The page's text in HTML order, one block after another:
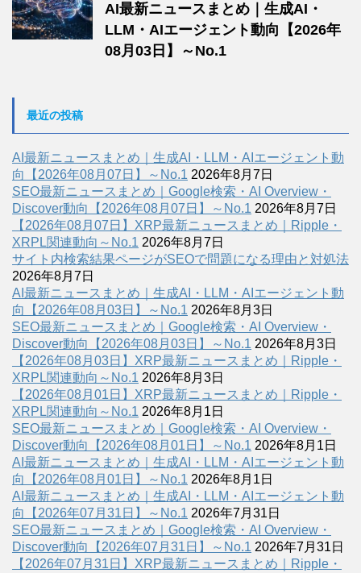
AI最新ニュースまとめ｜生成AI・
LLM・AIエージェント動向【2026年
08月03日】～No.1
最近の投稿
AI最新ニュースまとめ｜生成AI・LLM・AIエージェント動
向【2026年08月07日】～No.1 2026年8月7日
SEO最新ニュースまとめ｜Google検索・AI Overview・
Discover動向【2026年08月07日】～No.1 2026年8月7日
【2026年08月07日】XRP最新ニュースまとめ｜Ripple・
XRPL関連動向～No.1 2026年8月7日
サイト内検索結果ページがSEOで問題になる理由と対処法
2026年8月7日
AI最新ニュースまとめ｜生成AI・LLM・AIエージェント動
向【2026年08月03日】～No.1 2026年8月3日
SEO最新ニュースまとめ｜Google検索・AI Overview・
Discover動向【2026年08月03日】～No.1 2026年8月3日
【2026年08月03日】XRP最新ニュースまとめ｜Ripple・
XRPL関連動向～No.1 2026年8月3日
【2026年08月01日】XRP最新ニュースまとめ｜Ripple・
XRPL関連動向～No.1 2026年8月1日
SEO最新ニュースまとめ｜Google検索・AI Overview・
Discover動向【2026年08月01日】～No.1 2026年8月1日
AI最新ニュースまとめ｜生成AI・LLM・AIエージェント動
向【2026年08月01日】～No.1 2026年8月1日
AI最新ニュースまとめ｜生成AI・LLM・AIエージェント動
向【2026年07月31日】～No.1 2026年7月31日
SEO最新ニュースまとめ｜Google検索・AI Overview・
Discover動向【2026年07月31日】～No.1 2026年7月31日
【2026年07月31日】XRP最新ニュースまとめ｜Ripple・